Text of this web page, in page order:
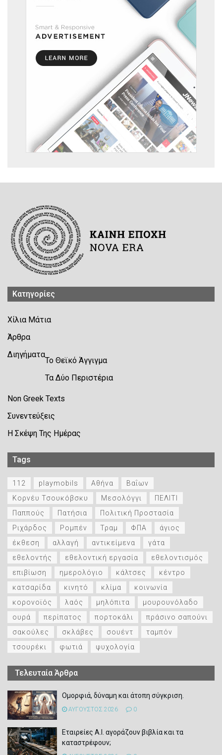
Kατηγορίες
Χίλια Μάτια
Άρθρα
Διηγήματα
Το Θεϊκό Άγγιγμα
Τα Δύο Περιστέρια
Non Greek Texts
Συνεντεύξεις
Η Σκέψη Της Ημέρας
Tags
112 playmobils Αθήνα
Βαΐων
Κορνέυ Τσουκόβσκυ
Μεσολόγγι
ΠΕΛΙΤΙ
Παππούς
Πατήσια
Πολιτική Προστασία
Ριχάρδος
Ρομπέν Τραμ ΦΠΑ
άγιος
έκθεση
αλλαγή αντικείμενα
γάτα
εθελοντής
εθελοντική εργασία
εθελοντισμός
επιβίωση
ημερολόγιο κάλτσες
κέντρο
κατσαρίδα
κινητό κλίμα
κοινωνία
κορονοϊός
λαός μηλόπιτα
μουρουνόλαδο
ουρά
περίπατος πορτοκάλι
πράσινο σαπούνι
σακούλες
σκλάβες σουέντ
ταμπόν
τσουρέκι
φωτιά ψυχολογία
Τελευταία Άρθρα
Ομορφιά, δύναμη και άτοπη σύγκριση.
ΑΥΓΟΥΣΤΟΣ 2026 0
Εταιρείες Α.Ι. αγοράζουν βιβλία και τα
καταστρέφουν;